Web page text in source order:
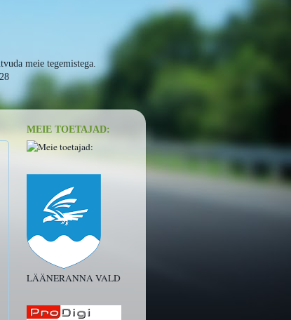
meie tegemistega.
MEIE TOETAJAD:
LÄÄNERANNA VALD